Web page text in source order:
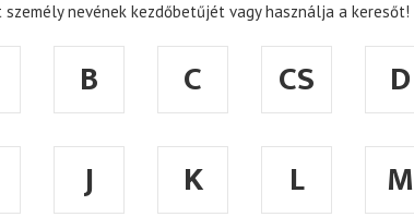
nevének kezdőbetűjét vagy használja a keresőt!
B C CS D
J K L M